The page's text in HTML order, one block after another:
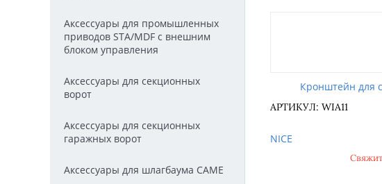
Аксессуары для промышленных
приводов STA/MDF с внешним
блоком управления
Аксессуары для секционных
ворот
Аксессуары для секционных
гаражных ворот
Аксессуары для шлагбаума CAME
Кронштейн для
АРТИКУЛ: WIA11
NICE